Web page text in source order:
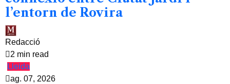
l’entorn de Rovira
Redacció
2 min read
Lleida
ag. 07, 2026